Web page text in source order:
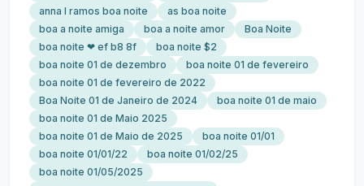
anna l ramos boa noite
as boa noite
boa a noite amiga
boa a noite amor
Boa Noite
boa noite ❤ ef b8 8f
boa noite $2
boa noite 01 de dezembro
boa noite 01 de fevereiro
boa noite 01 de fevereiro de 2022
Boa Noite 01 de Janeiro de 2024
boa noite 01 de maio
boa noite 01 de Maio 2025
boa noite 01 de Maio de 2025
boa noite 01/01
boa noite 01/01/22
boa noite 01/02/25
boa noite 01/05/2025